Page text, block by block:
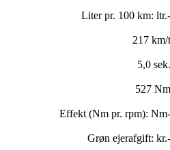
Liter pr. 100 km: -
ltr.
217 km/t
5,0 sek.
527 Nm
Effekt (Nm pr. rpm): -
Nm
Grøn ejerafgift: -
kr.